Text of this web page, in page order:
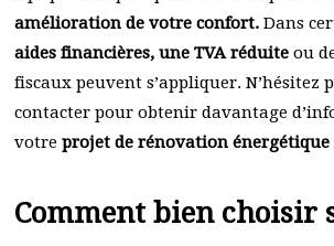
amélioration de votre confort. Dans
aides financières, une TVA réduite ou
fiscaux peuvent s’appliquer. N’hésitez
contacter pour obtenir davantage
votre projet de rénovation énergétique
Comment bien choisir